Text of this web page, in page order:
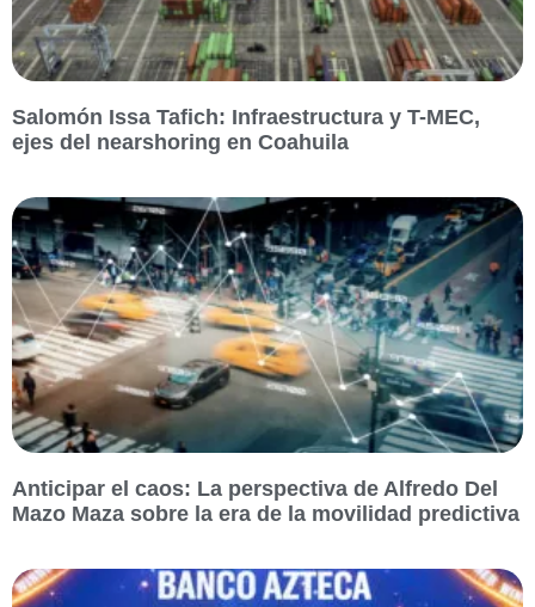
Salomón Issa Tafich: Infraestructura y T-MEC,
ejes del nearshoring en Coahuila
Anticipar el caos: La perspectiva de Alfredo Del
Mazo Maza sobre la era de la movilidad predictiva